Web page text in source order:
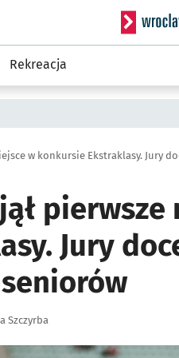
Serwis
Rekreacja
Jury
Szczyrba
galerię